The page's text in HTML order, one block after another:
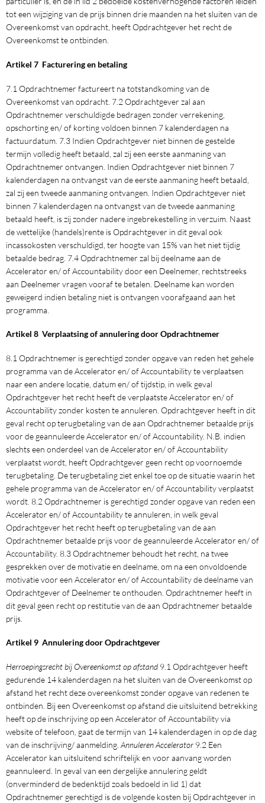
tot een wijziging van de prijs binnen drie maanden na het sluiten van de
Overeenkomst van opdracht, heeft Opdrachtgever het recht de
Overeenkomst te ontbinden.
Artikel 7 Facturering en betaling
7.1 Opdrachtnemer factureert na totstandkoming van de
Overeenkomst van opdracht. 7.2 Opdrachtgever zal aan
Opdrachtnemer verschuldigde bedragen zonder verrekening,
opschorting en/ of korting voldoen binnen 7 kalenderdagen na
factuurdatum. 7.3 Indien Opdrachtgever niet binnen de gestelde
termijn volledig heeft betaald, zal zij een eerste aanmaning van
Opdrachtnemer ontvangen. Indien Opdrachtgever niet binnen 7
kalenderdagen na ontvangst van de eerste aanmaning heeft betaald,
zal zij een tweede aanmaning ontvangen. Indien Opdrachtgever niet
binnen 7 kalenderdagen na ontvangst van de tweede aanmaning
betaald heeft, is zij zonder nadere ingebrekestelling in verzuim. Naast
de wettelijke (handels)rente is Opdrachtgever in dit geval ook
incassokosten verschuldigd, ter hoogte van 15% van het niet tijdig
betaalde bedrag. 7.4 Opdrachtnemer zal bij deelname aan de
Accelerator en/ of Accountability door een Deelnemer, rechtstreeks
aan Deelnemer vragen vooraf te betalen. Deelname kan worden
geweigerd indien betaling niet is ontvangen voorafgaand aan het
programma.
Artikel 8 Verplaatsing of annulering door Opdrachtnemer
8.1 Opdrachtnemer is gerechtigd zonder opgave van reden het gehele
programma van de Accelerator en/ of Accountability te verplaatsen
naar een andere locatie, datum en/ of tijdstip, in welk geval
Opdrachtgever het recht heeft de verplaatste Accelerator en/ of
Accountability zonder kosten te annuleren. Opdrachtgever heeft in dit
geval recht op terugbetaling van de aan Opdrachtnemer betaalde prijs
voor de geannuleerde Accelerator en/ of Accountability. N.B. indien
slechts een onderdeel van de Accelerator en/ of Accountability
verplaatst wordt, heeft Opdrachtgever geen recht op voornoemde
terugbetaling. De terugbetaling ziet enkel toe op de situatie waarin het
gehele programma van de Accelerator en/ of Accountability verplaatst
wordt. 8.2 Opdrachtnemer is gerechtigd zonder opgave van reden een
Accelerator en/ of Accountability te annuleren, in welk geval
Opdrachtgever het recht heeft op terugbetaling van de aan
Opdrachtnemer betaalde prijs voor de geannuleerde Accelerator en/ of
Accountability. 8.3 Opdrachtnemer behoudt het recht, na twee
gesprekken over de motivatie en deelname, om na een onvoldoende
motivatie voor een Accelerator en/ of Accountability de deelname van
Opdrachtgever of Deelnemer te onthouden. Opdrachtnemer heeft in
dit geval geen recht op restitutie van de aan Opdrachtnemer betaalde
prijs.
Artikel 9 Annulering door Opdrachtgever
Herroepingsrecht bij Overeenkomst op afstand 9.1 Opdrachtgever heeft
gedurende 14 kalenderdagen na het sluiten van de Overeenkomst op
afstand het recht deze overeenkomst zonder opgave van redenen te
ontbinden. Bij een Overeenkomst op afstand die uitsluitend betrekking
heeft op de inschrijving op een Accelerator of Accountability via
website of telefoon, gaat de termijn van 14 kalenderdagen in op de dag
van de inschrijving/ aanmelding. Annuleren Accelerator 9.2 Een
Accelerator kan uitsluitend schriftelijk en voor aanvang worden
geannuleerd. In geval van een dergelijke annulering geldt
(onverminderd de bedenktijd zoals bedoeld in lid 1) dat
Opdrachtnemer gerechtigd is de volgende kosten bij Opdrachtgever in